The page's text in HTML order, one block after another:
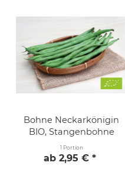
Bohne Neckarkönigin
BIO, Stangenbohne
1 Portion
ab 2,95 € *